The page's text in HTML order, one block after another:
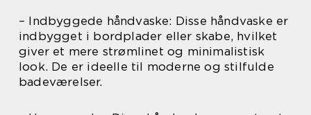
– Indbyggede håndvaske: Disse håndvaske er
indbygget i bordplader eller skabe, hvilket
giver et mere strømlinet og minimalistisk
look. De er ideelle til moderne og stilfulde
badeværelser.